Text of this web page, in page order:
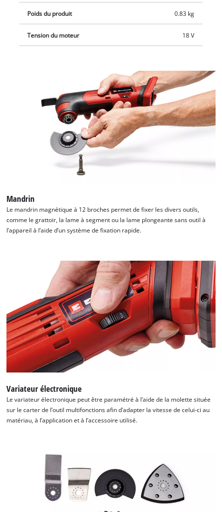
Poids du produit 0.83 kg
Tension du moteur 18 V
Mandrin
Le mandrin magnétique à 12 broches permet de fixer les divers outils,
comme le grattoir, la lame à segment ou la lame plongeante sans outil à
l’appareil à l’aide d’un système de fixation rapide.
Variateur électronique
Le variateur électronique peut être paramétré à l’aide de la molette située
sur le carter de l’outil multifonctions afin d’adapter la vitesse de celui-ci au
matériau, à l’application et à l’accessoire utilisé.